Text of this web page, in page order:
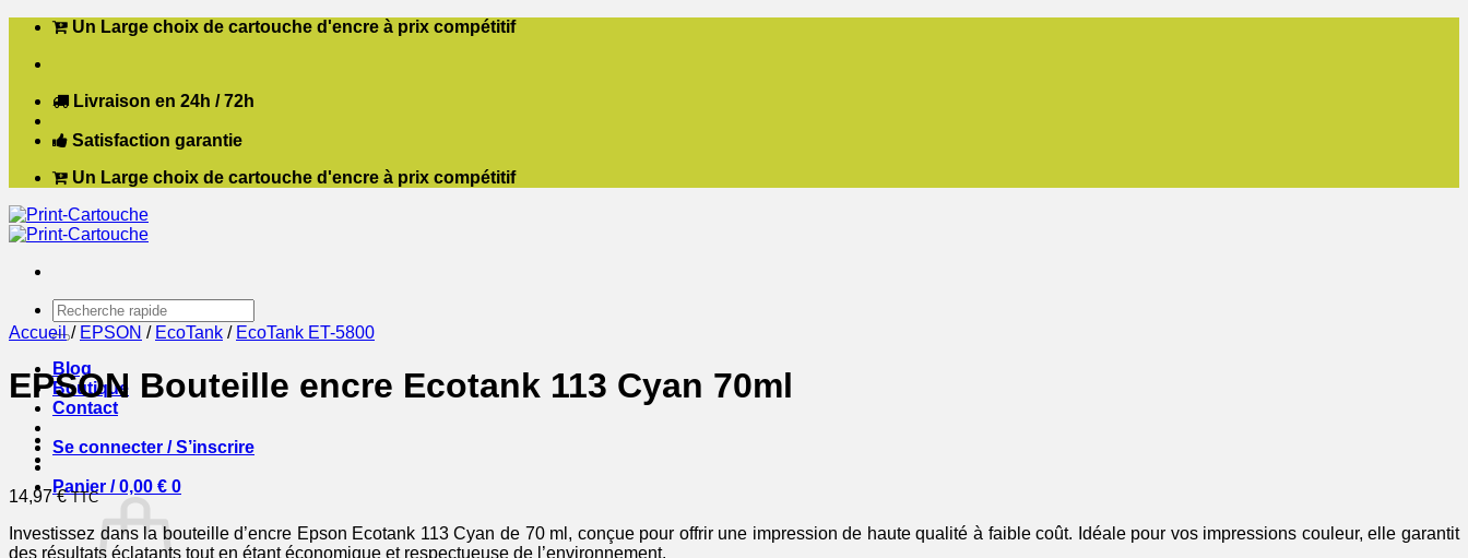
Passer
contenu
Un Large choix de cartouche d'encre à prix compétitif
Livraison en 24h / 72h
Satisfaction garantie
Un Large choix de cartouche d'encre à prix compétitif
Recherche
pour :
Blog
Boutique
Contact
Se connecter / S’inscrire
Panier /0,00 € 0
Accueil / EPSON / EcoTank / EcoTank ET-5800
EPSON Bouteille encre Ecotank 113 Cyan 70ml
14,97€ TTC
Investissez dans la bouteille d’encre Epson Ecotank 113 Cyan de 70 ml, conçue pour offrir une impression de haute qualité à faible coût. Idéale pour vos impressions couleur, elle garantit
des résultats éclatants tout en étant économique et respectueuse de l’environnement.